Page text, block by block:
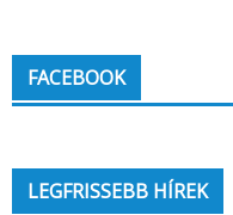
FACEBOOK
LEGFRISSEBB HÍREK